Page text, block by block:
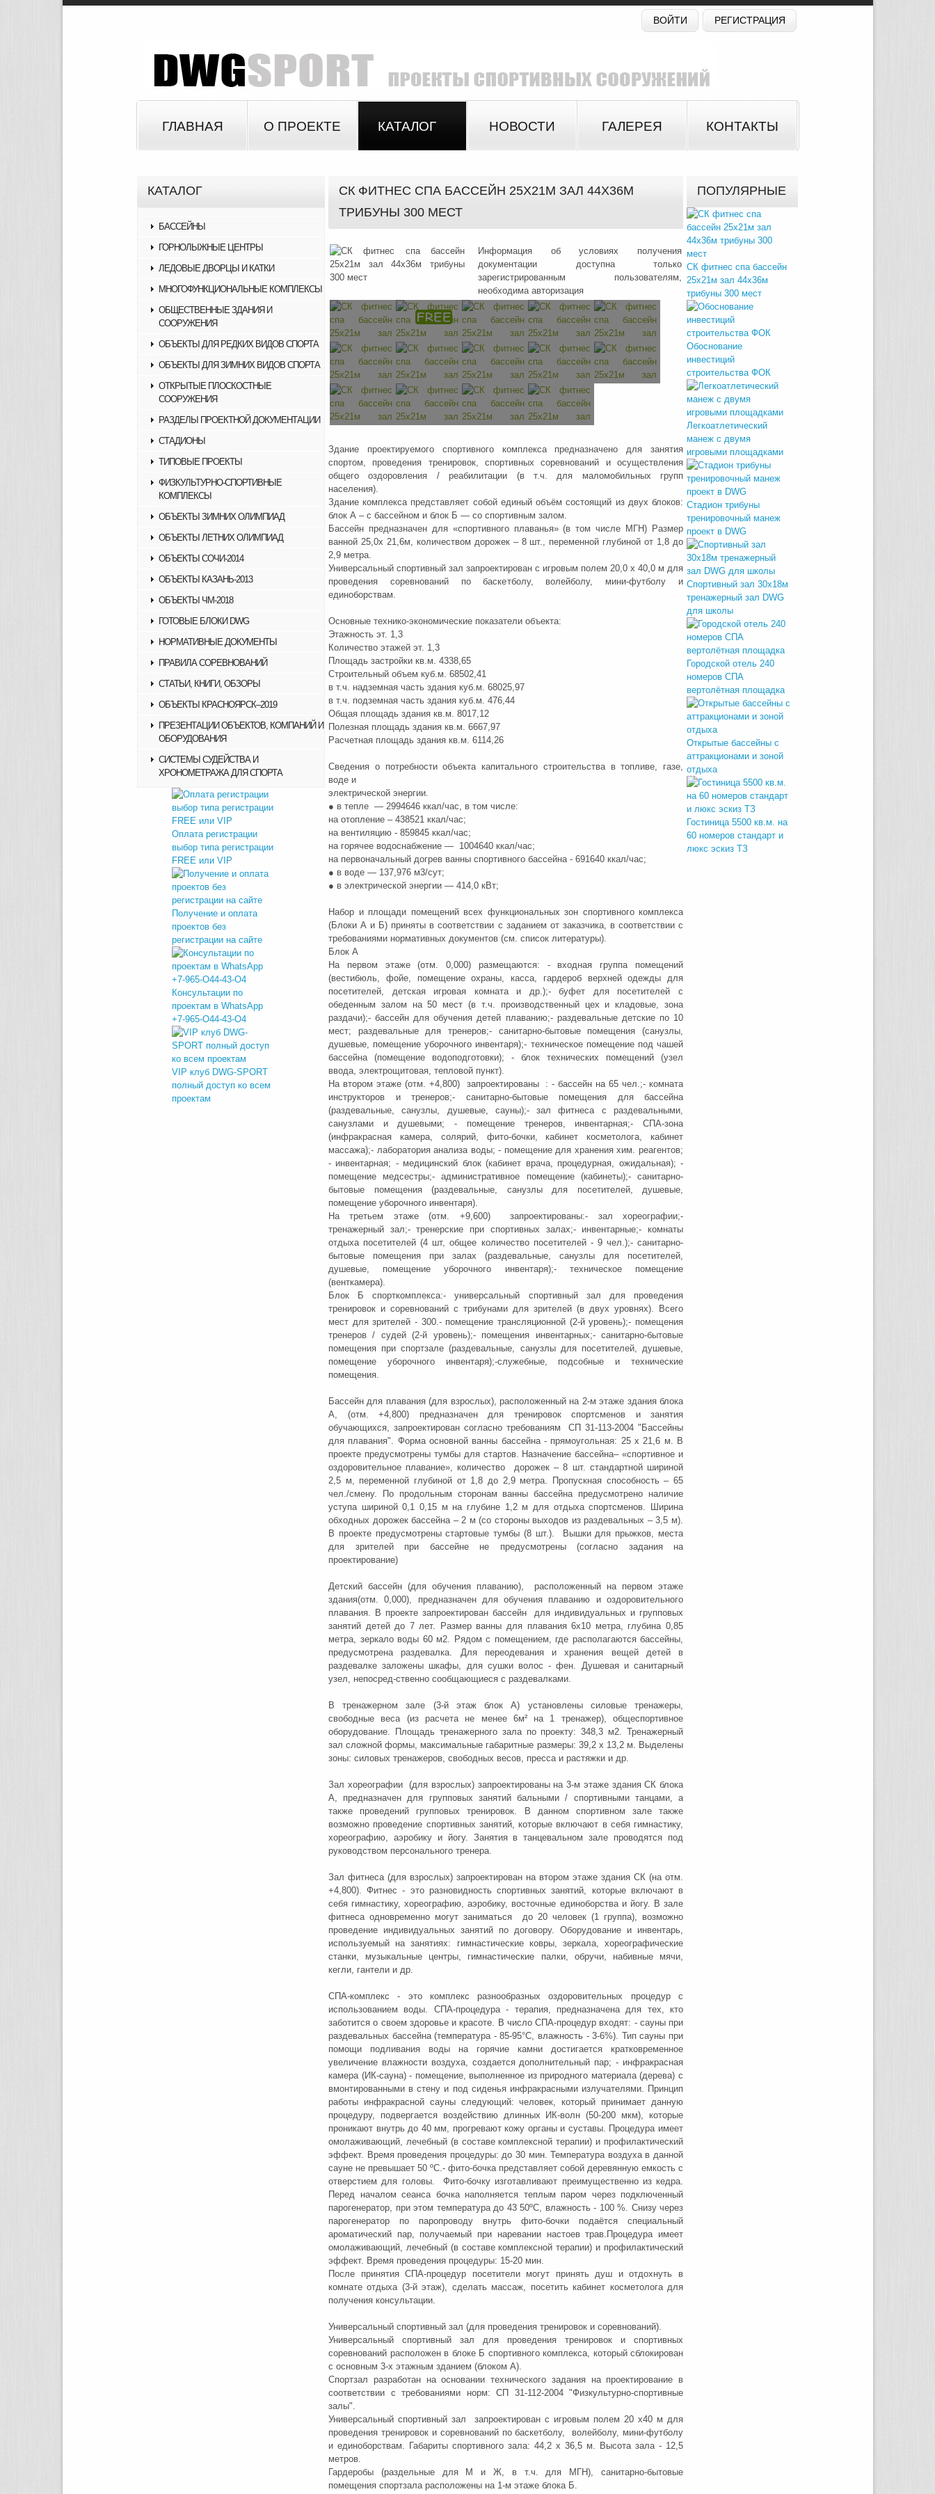
ВОЙТИ РЕГИСТРАЦИЯ
ГЛАВНАЯ О ПРОЕКТЕ КАТАЛОГ НОВОСТИ ГАЛЕРЕЯ КОНТАКТЫ
КАТАЛОГ
БАССЕЙНЫ
ГОРНОЛЫЖНЫЕ ЦЕНТРЫ
ЛЕДОВЫЕ ДВОРЦЫ И КАТКИ
МНОГОФУНКЦИОНАЛЬНЫЕ КОМПЛЕКСЫ
ОБЩЕСТВЕННЫЕ ЗДАНИЯ И
СООРУЖЕНИЯ
ОБЪЕКТЫ ДЛЯ РЕДКИХ ВИДОВ СПОРТА
ОБЪЕКТЫ ДЛЯ ЗИМНИХ ВИДОВ СПОРТА
ОТКРЫТЫЕ ПЛОСКОСТНЫЕ
СООРУЖЕНИЯ
РАЗДЕЛЫ ПРОЕКТНОЙ ДОКУМЕНТАЦИИ
СТАДИОНЫ
ТИПОВЫЕ ПРОЕКТЫ
ФИЗКУЛЬТУРНО-СПОРТИВНЫЕ
КОМПЛЕКСЫ
ОБЪЕКТЫ ЗИМНИХ ОЛИМПИАД
ОБЪЕКТЫ ЛЕТНИХ ОЛИМПИАД
ОБЪЕКТЫ СОЧИ-2014
ОБЪЕКТЫ КАЗАНЬ-2013
ОБЪЕКТЫ ЧМ-2018
ГОТОВЫЕ БЛОКИ DWG
НОРМАТИВНЫЕ ДОКУМЕНТЫ
ПРАВИЛА СОРЕВНОВАНИЙ
СТАТЬИ, КНИГИ, ОБЗОРЫ
ОБЪЕКТЫ КРАСНОЯРСК–2019
ПРЕЗЕНТАЦИИ ОБЪЕКТОВ, КОМПАНИЙ И
ОБОРУДОВАНИЯ
СИСТЕМЫ СУДЕЙСТВА И
ХРОНОМЕТРАЖА ДЛЯ СПОРТА
Оплата регистрации
выбор типа регистрации
FREE или VIP
Получение и оплата
проектов без
регистрации на сайте
Консультации по
проектам в WhatsApp
+7-965-O44-43-O4
VIP клуб DWG-SPORT
полный доступ ко всем
проектам
СК ФИТНЕС СПА БАССЕЙН 25Х21М ЗАЛ 44Х36М
ТРИБУНЫ 300 МЕСТ
Информация об условиях получения
документации доступна только
зарегистрированным пользователям,
необходима авторизация
Здание проектируемого спортивного комплекса предназначено для занятия
спортом, проведения тренировок, спортивных соревнований и осуществления
общего оздоровления / реабилитации (в т.ч. для маломобильных групп
населения).
Здание комплекса представляет собой единый объём состоящий из двух блоков:
блок А – с бассейном и блок Б — со спортивным залом.
Бассейн предназначен для «спортивного плаванья» (в том числе МГН) Размер
ванной 25,0х 21,6м, количеством дорожек – 8 шт., переменной глубиной от 1,8 до
2,9 метра.
Универсальный спортивный зал запроектирован с игровым полем 20,0 х 40,0 м для
проведения соревнований по баскетболу, волейболу, мини-футболу и
единоборствам.
Основные технико-экономические показатели объекта:
Этажность эт. 1,3
Количество этажей эт. 1,3
Площадь застройки кв.м. 4338,65
Строительный объем куб.м. 68502,41
в т.ч. надземная часть здания куб.м. 68025,97
в т.ч. подземная часть здания куб.м. 476,44
Общая площадь здания кв.м. 8017,12
Полезная площадь здания кв.м. 6667,97
Расчетная площадь здания кв.м. 6114,26
Сведения о потребности объекта капитального строительства в топливе, газе,
воде и
электрической энергии.
● в тепле — 2994646 ккал/час, в том числе:
на отопление – 438521 ккал/час;
на вентиляцию - 859845 ккал/час;
на горячее водоснабжение — 1004640 ккал/час;
на первоначальный догрев ванны спортивного бассейна - 691640 ккал/час;
● в воде — 137,976 м3/сут;
● в электрической энергии — 414,0 кВт;
Набор и площади помещений всех функциональных зон спортивного комплекса
(Блоки А и Б) приняты в соответствии с заданием от заказчика, в соответствии с
требованиями нормативных документов (см. список литературы).
Блок А
На первом этаже (отм. 0,000) размещаются: - входная группа помещений
(вестибюль, фойе, помещение охраны, касса, гардероб верхней одежды для
посетителей, детская игровая комната и др.);- буфет для посетителей с
обеденным залом на 50 мест (в т.ч. производственный цех и кладовые, зона
раздачи);- бассейн для обучения детей плаванию;- раздевальные детские по 10
мест; раздевальные для тренеров;- санитарно-бытовые помещения (санузлы,
душевые, помещение уборочного инвентаря);- техническое помещение под чашей
бассейна (помещение водоподготовки); - блок технических помещений (узел
ввода, электрощитовая, тепловой пункт).
На втором этаже (отм. +4,800) запроектированы : - бассейн на 65 чел.;- комната
инструкторов и тренеров;- санитарно-бытовые помещения для бассейна
(раздевальные, санузлы, душевые, сауны);- зал фитнеса с раздевальными,
санузлами и душевыми; - помещение тренеров, инвентарная;- СПА-зона
(инфракрасная камера, солярий, фито-бочки, кабинет косметолога, кабинет
массажа);- лаборатория анализа воды; - помещение для хранения хим. реагентов;
- инвентарная; - медицинский блок (кабинет врача, процедурная, ожидальная); -
помещение медсестры;- административное помещение (кабинеты);- санитарно-
бытовые помещения (раздевальные, санузлы для посетителей, душевые,
помещение уборочного инвентаря).
На третьем этаже (отм. +9,600) запроектированы:- зал хореографии;-
тренажерный зал;- тренерские при спортивных залах;- инвентарные;- комнаты
отдыха посетителей (4 шт, общее количество посетителей - 9 чел.);- санитарно-
бытовые помещения при залах (раздевальные, санузлы для посетителей,
душевые, помещение уборочного инвентаря);- техническое помещение
(венткамера).
Блок Б спорткомплекса:- универсальный спортивный зал для проведения
тренировок и соревнований с трибунами для зрителей (в двух уровнях). Всего
мест для зрителей - 300.- помещение трансляционной (2-й уровень);- помещения
тренеров / судей (2-й уровень);- помещения инвентарных;- санитарно-бытовые
помещения при спортзале (раздевальные, санузлы для посетителей, душевые,
помещение уборочного инвентаря);-служебные, подсобные и технические
помещения.
Бассейн для плавания (для взрослых), расположенный на 2-м этаже здания блока
А, (отм. +4,800) предназначен для тренировок спортсменов и занятия
обучающихся, запроектирован согласно требованиям СП 31-113-2004 "Бассейны
для плавания". Форма основной ванны бассейна - прямоугольная: 25 х 21,6 м. В
проекте предусмотрены тумбы для стартов. Назначение бассейна– «спортивное и
оздоровительное плавание», количество дорожек – 8 шт. стандартной шириной
2,5 м, переменной глубиной от 1,8 до 2,9 метра. Пропускная способность – 65
чел./смену. По продольным сторонам ванны бассейна предусмотрено наличие
уступа шириной 0,1 0,15 м на глубине 1,2 м для отдыха спортсменов. Ширина
обходных дорожек бассейна – 2 м (со стороны выходов из раздевальных – 3,5 м).
В проекте предусмотрены стартовые тумбы (8 шт.). Вышки для прыжков, места
для зрителей при бассейне не предусмотрены (согласно задания на
проектирование)
Детский бассейн (для обучения плаванию), расположенный на первом этаже
здания(отм. 0,000), предназначен для обучения плаванию и оздоровительного
плавания. В проекте запроектирован бассейн для индивидуальных и групповых
занятий детей до 7 лет. Размер ванны для плавания 6х10 метра, глубина 0,85
метра, зеркало воды 60 м2. Рядом с помещением, где располагаются бассейны,
предусмотрена раздевалка. Для переодевания и хранения вещей детей в
раздевалке заложены шкафы, для сушки волос - фен. Душевая и санитарный
узел, непосред-ственно сообщающиеся с раздевалками.
В тренажерном зале (3-й этаж блок А) установлены силовые тренажеры,
свободные веса (из расчета не менее 6м² на 1 тренажер), общеспортивное
оборудование. Площадь тренажерного зала по проекту: 348,3 м2. Тренажерный
зал сложной формы, максимальные габаритные размеры: 39,2 х 13,2 м. Выделены
зоны: силовых тренажеров, свободных весов, пресса и растяжки и др.
Зал хореографии (для взрослых) запроектированы на 3-м этаже здания СК блока
А, предназначен для групповых занятий бальными / спортивными танцами, а
также проведений групповых тренировок. В данном спортивном зале также
возможно проведение спортивных занятий, которые включают в себя гимнастику,
хореографию, аэробику и йогу. Занятия в танцевальном зале проводятся под
руководством персонального тренера.
Зал фитнеса (для взрослых) запроектирован на втором этаже здания СК (на отм.
+4,800). Фитнес - это разновидность спортивных занятий, которые включают в
себя гимнастику, хореографию, аэробику, восточные единоборства и йогу. В зале
фитнеса одновременно могут заниматься до 20 человек (1 группа), возможно
проведение индивидуальных занятий по договору. Оборудование и инвентарь,
используемый на занятиях: гимнастические ковры, зеркала, хореографические
станки, музыкальные центры, гимнастические палки, обручи, набивные мячи,
кегли, гантели и др.
СПA-комплекс - это комплекс разнообразных оздоровительных процедур с
использованием воды. СПА-процедура - терапия, предназначена для тех, кто
заботится о своем здоровье и красоте. В число СПА-процедур входят: - сауны при
раздевальных бассейна (температура - 85-95°С, влажность - 3-6%). Тип сауны при
помощи подливания воды на горячие камни достигается кратковременное
увеличение влажности воздуха, создается дополнительный пар; - инфракрасная
камера (ИК-сауна) - помещение, выполненное из природного материала (дерева) с
вмонтированными в стену и под сиденья инфракрасными излучателями. Принцип
работы инфракрасной сауны следующий: человек, который принимает данную
процедуру, подвергается воздействию длинных ИК-волн (50-200 мкм), которые
проникают внутрь до 40 мм, прогревают кожу органы и суставы. Процедура имеет
омолаживающий, лечебный (в составе комплексной терапии) и профилактический
эффект. Время проведения процедуры: до 30 мин. Температура воздуха в данной
сауне не превышает 50 ºС.- фито-бочка представляет собой деревянную емкость с
отверстием для головы. Фито-бочку изготавливают преимущественно из кедра.
Перед началом сеанса бочка наполняется теплым паром через подключенный
парогенератор, при этом температура до 43 50ºС, влажность - 100 %. Снизу через
парогенератор по паропроводу внутрь фито-бочки подаётся специальный
ароматический пар, получаемый при наревании настоев трав.Процедура имеет
омолаживающий, лечебный (в составе комплексной терапии) и профилактический
эффект. Время проведения процедуры: 15-20 мин.
После принятия СПА-процедур посетители могут принять душ и отдохнуть в
комнате отдыха (3-й этаж), сделать массаж, посетить кабинет косметолога для
получения консультации.
Универсальный спортивный зал (для проведения тренировок и соревнований).
Универсальный спортивный зал для проведения тренировок и спортивных
соревнований расположен в блоке Б спортивного комплекса, который сблокирован
с основным 3-х этажным зданием (блоком А).
Спортзал разработан на основании технического задания на проектирование в
соответствии с требованиями норм: СП 31-112-2004 "Физкультурно-спортивные
залы".
Универсальный спортивный зал запроектирован с игровым полем 20 х40 м для
проведения тренировок и соревнований по баскетболу, волейболу, мини-футболу
и единоборствам. Габариты спортивного зала: 44,2 х 36,5 м. Высота зала - 12,5
метров.
Гардеробы (раздельные для М и Ж, в т.ч. для МГН), санитарно-бытовые
помещения спортзала расположены на 1-м этаже блока Б.
ПОПУЛЯРНЫЕ
СК фитнес спа бассейн
25х21м зал 44х36м
трибуны 300 мест
Обоснование
инвестиций
строительства ФОК
Легкоатлетический
манеж с двумя
игровыми площадками
Стадион трибуны
тренировочный манеж
проект в DWG
Спортивный зал 30х18м
тренажерный зал DWG
для школы
Городской отель 240
номеров СПА
вертолётная площадка
Открытые бассейны с
аттракционами и зоной
отдыха
Гостиница 5500 кв.м. на
60 номеров стандарт и
люкс эскиз ТЗ